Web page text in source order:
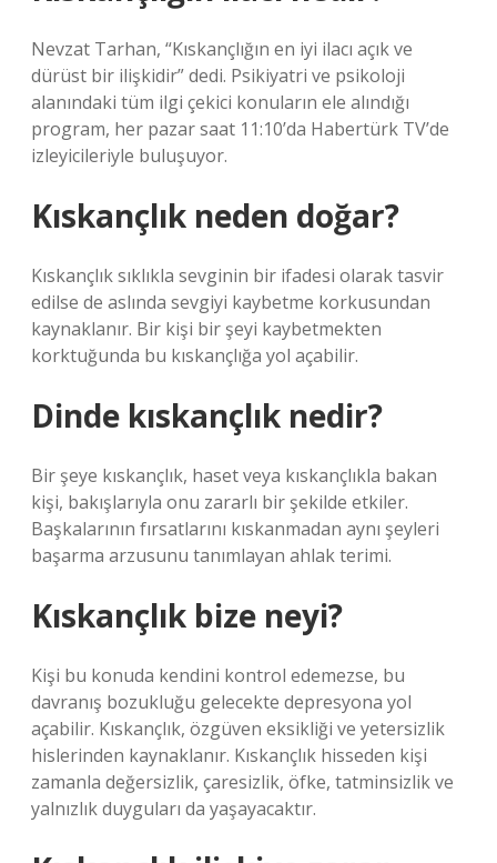
Nevzat Tarhan, “Kıskançlığın en iyi ilacı açık ve
dürüst bir ilişkidir” dedi. Psikiyatri ve psikoloji
alanındaki tüm ilgi çekici konuların ele alındığı
program, her pazar saat 11:10’da Habertürk TV’de
izleyicileriyle buluşuyor.
Kıskançlık neden doğar?
Kıskançlık sıklıkla sevginin bir ifadesi olarak tasvir
edilse de aslında sevgiyi kaybetme korkusundan
kaynaklanır. Bir kişi bir şeyi kaybetmekten
korktuğunda bu kıskançlığa yol açabilir.
Dinde kıskançlık nedir?
Bir şeye kıskançlık, haset veya kıskançlıkla bakan
kişi, bakışlarıyla onu zararlı bir şekilde etkiler.
Başkalarının fırsatlarını kıskanmadan aynı şeyleri
başarma arzusunu tanımlayan ahlak terimi.
Kıskançlık bize neyi?
Kişi bu konuda kendini kontrol edemezse, bu
davranış bozukluğu gelecekte depresyona yol
açabilir. Kıskançlık, özgüven eksikliği ve yetersizlik
hislerinden kaynaklanır. Kıskançlık hisseden kişi
zamanla değersizlik, çaresizlik, öfke, tatminsizlik ve
yalnızlık duyguları da yaşayacaktır.